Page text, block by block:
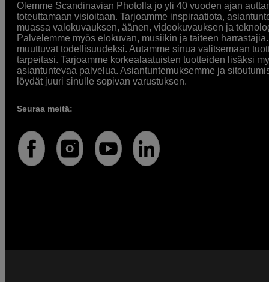
Olemme Scandinavian Photolla jo yli 40 vuoden ajan
toteuttamaan visioitaan. Tarjoamme inspiraatiota,
muassa valokuvauksen, äänen, videokuvauksen ja
Palvelemme myös elokuvan, musiikin ja taiteen
muuttuvat todellisuudeksi. Autamme sinua valitsemaan
tarpeitasi. Tarjoamme korkealaatuisten tuotteiden lisäksi
asiantuntevaa palvelua. Asiantuntemuksemme ja
löydät juuri sinulle sopivan varustuksen.
Seuraa meitä: